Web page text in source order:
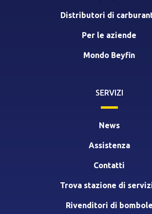
Distributori di
Per le aziende
Mondo Beyfin
SERVIZI
News
Assistenza
Contatti
Trova stazione di
Rivenditori di bombole